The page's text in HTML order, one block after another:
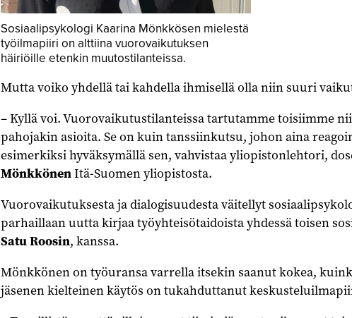
Sosiaalipsykologi Kaarina Mönkkösen mielestä
työilmapiiri on alttiina vuorovaikutuksen
häiriöille etenkin muutostilanteissa.
Mutta voiko yhdellä tai kahdella ihmisellä olla niin suuri
– Kyllä voi. Vuorovaikutustilanteissa tartutamme toisiimme
pahojakin asioita. Se on kuin tanssiinkutsu, johon aina
esimerkiksi hyväksymällä sen, vahvistaa yliopistonlehtori,
MönkkönenItä-Suomen yliopistosta.
Vuorovaikutuksesta ja dialogisuudesta väitellyt
parhaillaan uutta kirjaa työyhteisötaidoista yhdessä toisen
Satu Roosin, kanssa.
Mönkkönen on työuransa varrella itsekin saanut kokea,
jäsenen kielteinen käytös on tukahduttanut